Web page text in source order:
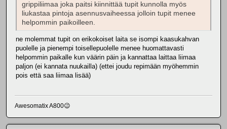
grippiliimaa joka paitsi kiinnittää tupit kunnolla myös
liukastaa pintoja asennusvaiheessa jolloin tupit menee
helpommin paikoilleen.
ne molemmat tupit on erikokoiset laita se isompi kaasukahvan
puolelle ja pienempi toisellepuolelle menee huomattavasti
helpommin paikalle kun väärin päin ja kannattaa laittaa liimaa
paljon (ei kannata nuukailla) (ettei joudu repimään myöhemmin
pois että saa liimaa lisää)
Awesomatix A800😉